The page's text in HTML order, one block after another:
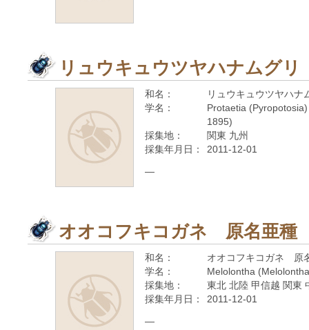
リュウキュウツヤハナムグ
和名：
リュウキュウツヤハ
学名：
Protaetia
1895)
採集地：
関東 九州
採集年月日：
2011-12-01
—
オオコフキコガネ 原名亜種
和名：
オオコフキコガネ 原
学名：
Melolontha
採集地：
東北 北陸 甲信越 関東
採集年月日：
2011-12-01
—